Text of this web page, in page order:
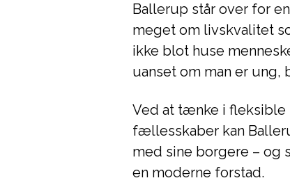
Ballerup står over for
meget om livskvalitet
ikke blot huse
uanset om man er ung,
Ved at tænke i
fællesskaber kan
med sine borgere – og
en moderne forstad.